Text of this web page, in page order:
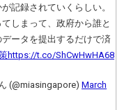
記録されていくらしい。
しまって、政府から誰と
ータを提出するだけで済
https://t.co/ShCwHwHA68
(@miasingapore) March